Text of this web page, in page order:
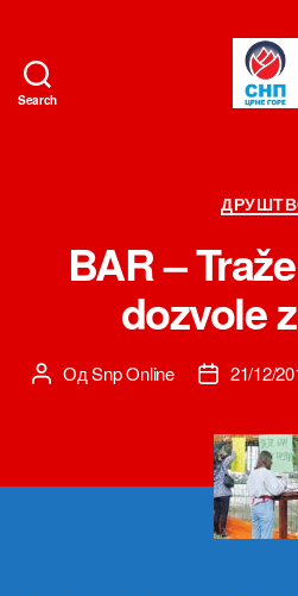
Search
BAR –
dozvole
Аутор
ОдSnp Online
Датум
21/12/